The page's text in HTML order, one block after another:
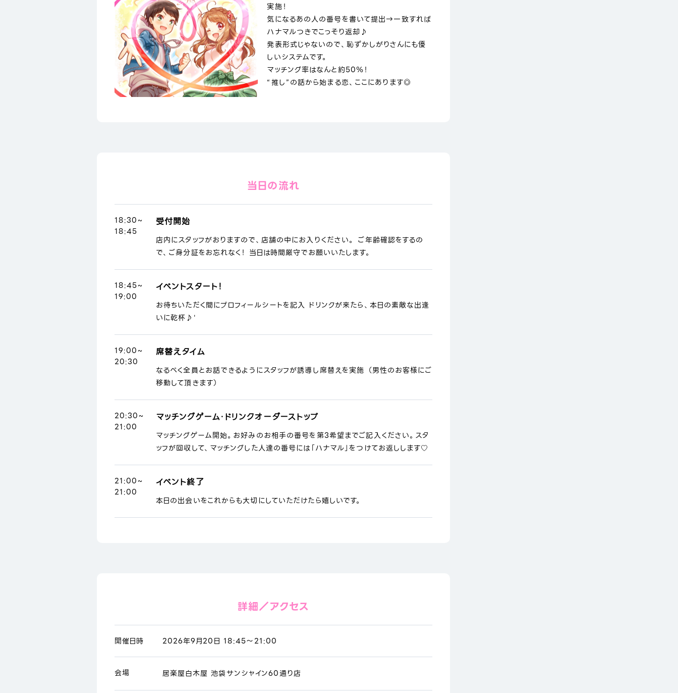
実施！
気になるあの人の番号を書いて提出→一致すれば
ハナマルつきでこっそり返却♪
発表形式じゃないので、恥ずかしがりさんにも優
しいシステムです。
マッチング率はなんと約50％！
“推し”の話から始まる恋、ここにあります◎
当日の流れ
18:30~
18:45
受付開始
店内にスタッフがおりますので、店舗の中にお入りください。 ご年齢確認をするの
で、ご身分証をお忘れなく！ 当日は時間厳守でお願いいたします。
18:45~
19:00
イベントスタート！
お待ちいただく間にプロフィールシートを記入 ドリンクが来たら、本日の素敵な出逢
いに乾杯♪'
19:00~
20:30
席替えタイム
なるべく全員とお話できるようにスタッフが誘導し席替えを実施 （男性のお客様にご
移動して頂きます）
20:30~
21:00
マッチングゲーム・ドリンクオーダーストップ
マッチングゲーム開始。お好みのお相手の番号を第3希望までご記入ください。スタ
ッフが回収して、マッチングした人達の番号には「ハナマル」をつけてお返しします♡
21:00~
21:00
イベント終了
本日の出会いをこれからも大切にしていただけたら嬉しいです。
詳細／アクセス
開催日時 2026年9月20日 18:45～21:00
会場 居楽屋白木屋 池袋サンシャイン60通り店